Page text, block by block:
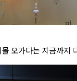
오가다는 지금까지